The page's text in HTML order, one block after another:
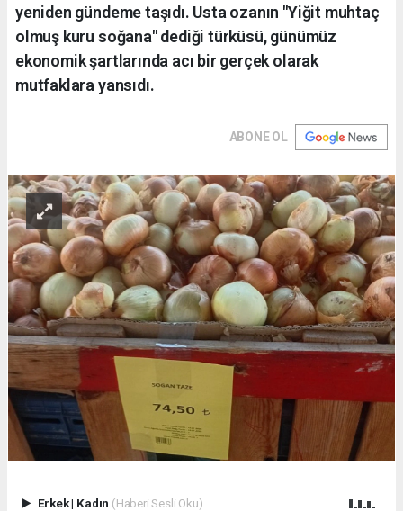
yeniden gündeme taşıdı. Usta ozanın "Yiğit muhtaç
olmuş kuru soğana" dediği türküsü, günümüz
ekonomik şartlarında acı bir gerçek olarak
mutfaklara yansıdı.
ABONE OL
Erkek| Kadın (Haberi Sesli Oku)